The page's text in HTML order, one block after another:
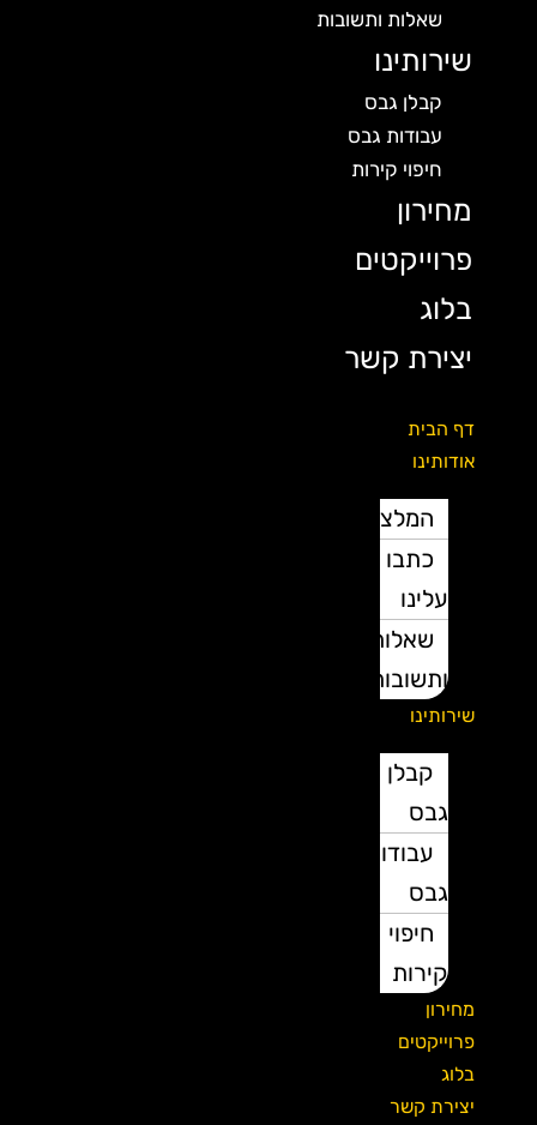
שאלות ותשובות
שירותינו
קבלן גבס
עבודות גבס
חיפוי קירות
מחירון
פרוייקטים
בלוג
יצירת קשר
דף הבית
אודותינו
המלצות
כתבו
עלינו
שאלות
ותשובות
שירותינו
קבלן
גבס
עבודות
גבס
חיפוי
קירות
מחירון
פרוייקטים
בלוג
יצירת קשר